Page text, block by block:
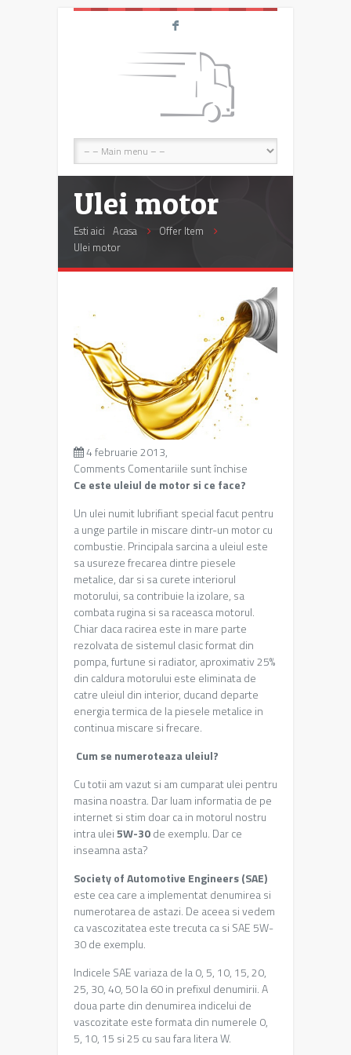
F
Ulei motor
Esti aici Acasa
Offer Item
Ulei motor
4 februarie 2013,
Comments Comentariile sunt închise
Ce este uleiul de motor si ce face?
Un ulei numit lubrifiant special facut pentru
a unge partile in miscare dintr-un motor cu
combustie. Principala sarcina a uleiul este
sa usureze frecarea dintre piesele
metalice, dar si sa curete interiorul
motorului, sa contribuie la izolare, sa
combata rugina si sa raceasca motorul.
Chiar daca racirea este in mare parte
rezolvata de sistemul clasic format din
pompa, furtune si radiator, aproximativ 25%
din caldura motorului este eliminata de
catre uleiul din interior, ducand departe
energia termica de la piesele metalice in
continua miscare si frecare.
Cum se numeroteaza uleiul?
Cu totii am vazut si am cumparat ulei pentru
masina noastra. Dar luam informatia de pe
internet si stim doar ca in motorul nostru
intra ulei5W-30de exemplu. Dar ce
inseamna asta?
Society of Automotive Engineers (SAE)
este cea care a implementat denumirea si
numerotarea de astazi. De aceea si vedem
ca vascozitatea este trecuta ca si SAE 5W-
30 de exemplu.
Indicele SAE variaza de la 0, 5, 10, 15, 20,
25, 30, 40, 50 la 60 in prefixul denumirii. A
doua parte din denumirea indicelui de
vascozitate este formata din numerele 0,
5, 10, 15 si 25 cu sau fara litera W.